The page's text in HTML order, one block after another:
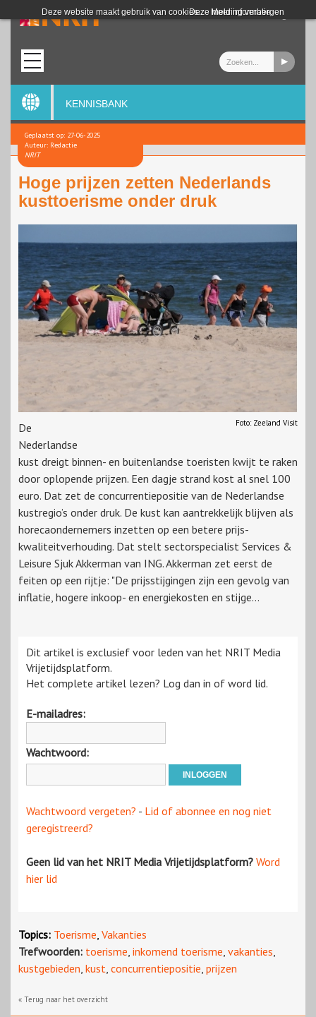
Deze website maakt gebruik van cookies. Meer informatie
Deze melding verbergen
Login
KENNISBANK
Geplaatst op: 27-06-2025
Auteur: Redactie
NRIT
Hoge prijzen zetten Nederlands
kusttoerisme onder druk
Foto: Zeeland Visit
De
Nederlandse
kust dreigt binnen- en buitenlandse toeristen kwijt te raken
door oplopende prijzen. Een dagje strand kost al snel 100
euro. Dat zet de concurrentiepositie van de Nederlandse
kustregio’s onder druk. De kust kan aantrekkelijk blijven als
horecaondernemers inzetten op een betere prijs-
kwaliteitverhouding. Dat stelt sectorspecialist Services &
Leisure Sjuk Akkerman van ING. Akkerman zet eerst de
feiten op een rijtje: "De prijsstijgingen zijn een gevolg van
inflatie, hogere inkoop- en energiekosten en stijge...
Dit artikel is exclusief voor leden van het NRIT Media
Vrijetijdsplatform.
Het complete artikel lezen? Log dan in of word lid.
E-mailadres:
Wachtwoord:
Wachtwoord vergeten? - Lid of abonnee en nog niet
geregistreerd?
Geen lid van het NRIT Media Vrijetijdsplatform? Word
hier lid
Topics: Toerisme, Vakanties
Trefwoorden: toerisme, inkomend toerisme, vakanties,
kustgebieden, kust, concurrentiepositie, prijzen
« Terug naar het overzicht